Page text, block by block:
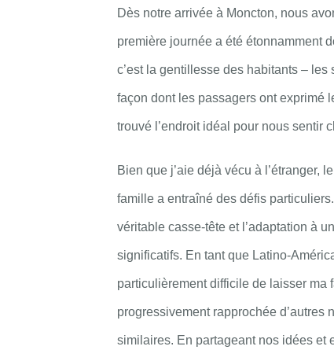
Dès notre arrivée à Moncton, nous
première journée a été étonnamment
c’est la gentillesse des habitants –
façon dont les passagers ont exprimé
trouvé l’endroit idéal pour nous sentir
Bien que j’aie déjà vécu à l’étranger,
famille a entraîné des défis
véritable casse-tête et l’adaptation à
significatifs. En tant que Latino-
particulièrement difficile de laisser ma
progressivement rapprochée
similaires. En partageant nos idées et